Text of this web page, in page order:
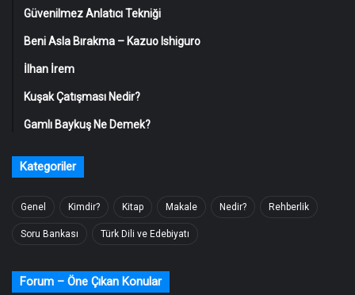
Güvenilmez Anlatıcı Tekniği
Beni Asla Bırakma – Kazuo Ishiguro
İlhan İrem
Kuşak Çatışması Nedir?
Gamlı Baykuş Ne Demek?
Kategoriler
Genel Kimdir? Kitap Makale Nedir? Rehberlik
Soru Bankası Türk Dili ve Edebiyatı
Forum – Öne Çıkan Konular